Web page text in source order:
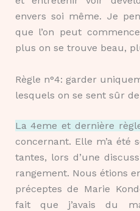
envers soi même. Je
que l’on peut
plus on se trouve beau,
Règle n°4: garder
lesquels on se sent sûr
La 4eme et dernière
concernant. Elle m’a été
tantes, lors d’une
rangement. Nous étions
préceptes de Marie
fait que j’avais du